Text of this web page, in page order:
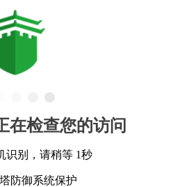
在检查您的访问
识别，请稍等 1秒
防御系统保护